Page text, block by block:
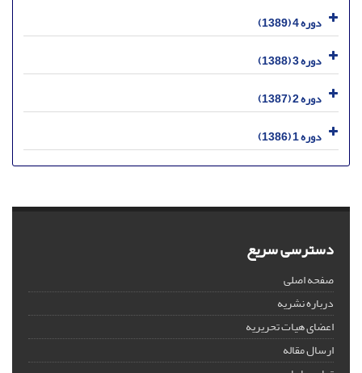
دوره 4 (1389)
دوره 3 (1388)
دوره 2 (1387)
دوره 1 (1386)
دسترسی سریع
صفحه اصلی
درباره نشریه
اعضای هیات تحریریه
ارسال مقاله